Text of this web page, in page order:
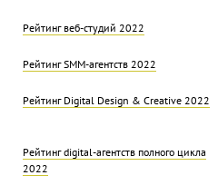
Рейтинг веб-студий 2022
Рейтинг SMM-агентств 2022
Рейтинг Digital Design & Creative 2022
Рейтинг digital-агентств полного цикла
2022